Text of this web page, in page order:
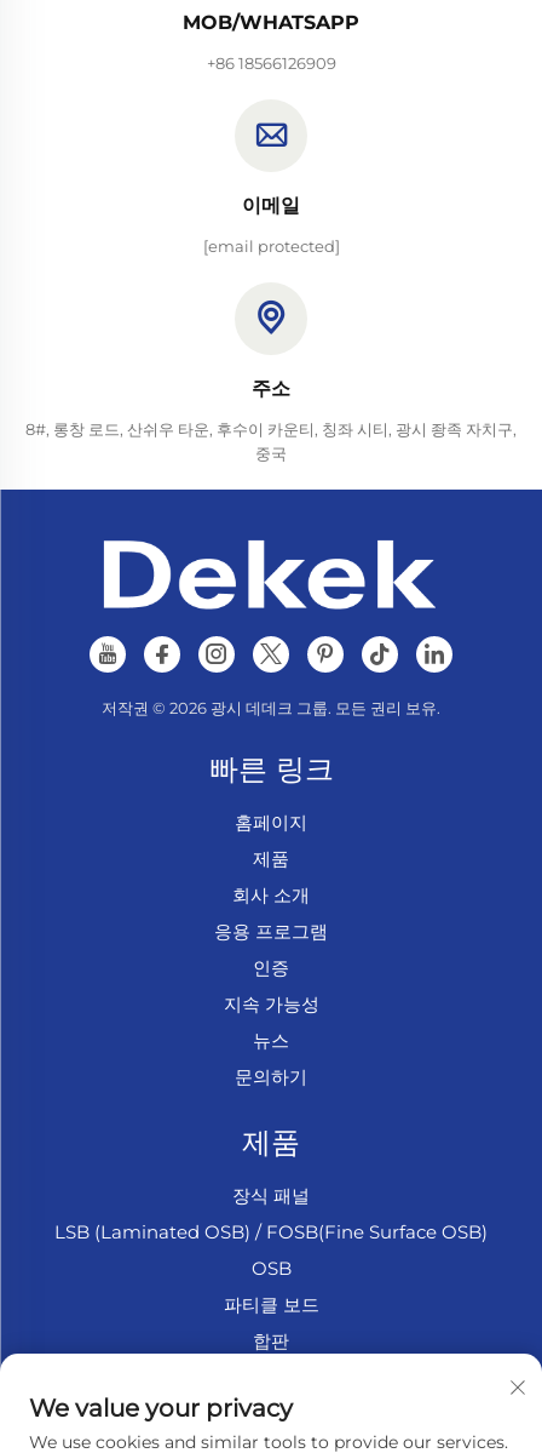
MOB/WHATSAPP
+86 18566126909
이메일
[email protected]
주소
8#, 롱창 로드, 산쉬우 타운, 후수이 카운티, 칭좌 시티, 광시 좡족 자치구,
중국
저작권 © 2026 광시 데데크 그룹. 모든 권리 보유.
빠른 링크
홈페이지
제품
회사 소개
응용 프로그램
인증
지속 가능성
뉴스
문의하기
제품
장식 패널
LSB (Laminated OSB) / FOSB(Fine Surface OSB)
OSB
파티클 보드
합판
섬유판
We value your privacy
We use cookies and similar tools to provide our services.